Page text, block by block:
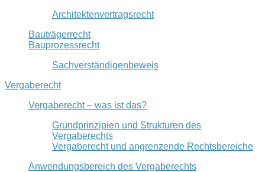
Architektenvertragsrecht
Bauträgerrecht
Bauprozessrecht
Sachverständigenbeweis
Vergaberecht
Vergaberecht – was ist das?
Grundprinzipien und Strukturen des
Vergaberechts
Vergaberecht und angrenzende Rechtsbereiche
Anwendungsbereich des Vergaberechts